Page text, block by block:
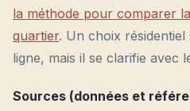
la méthode pour comparer
quartier. Un choix
ligne, mais il se clarifie avec
Sources (données et